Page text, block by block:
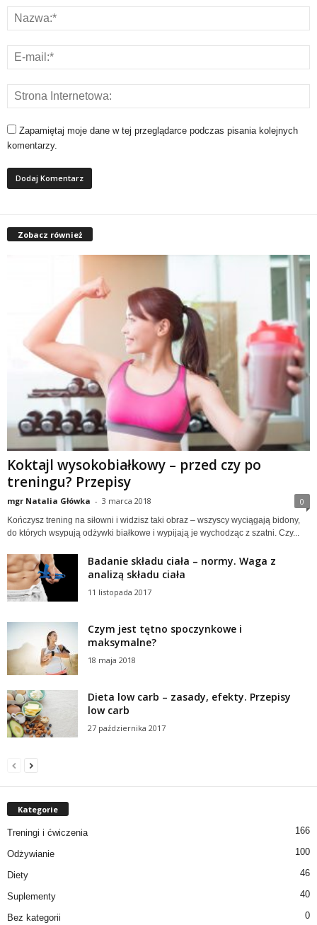
Zapamiętaj moje dane w tej przeglądarce podczas pisania kolejnych
komentarzy.
Zobacz również
Koktajl wysokobiałkowy – przed czy po
treningu? Przepisy
mgr Natalia Główka - 3 marca 2018 0
Kończysz trening na siłowni i widzisz taki obraz – wszyscy wyciągają bidony,
do których wsypują odżywki białkowe i wypijają je wychodząc z szatni. Czy...
Badanie składu ciała – normy. Waga z
analizą składu ciała
11 listopada 2017
Czym jest tętno spoczynkowe i
maksymalne?
18 maja 2018
Dieta low carb – zasady, efekty. Przepisy
low carb
27 października 2017
Kategorie
Treningi i ćwiczenia 166
Odżywianie 100
Diety 46
Suplementy 40
Bez kategorii 0